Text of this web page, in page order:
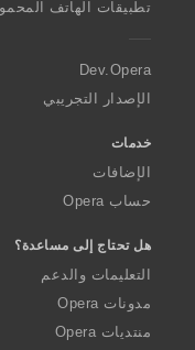
a
تطبيقات الهاتف
Dev.Opera
الإصدار التجريبي
خدمات
الإضافات
حساب Opera
هل تحتاج إلى مساعدة؟
التعليمات والدعم
مدونات Opera
منتديات Opera